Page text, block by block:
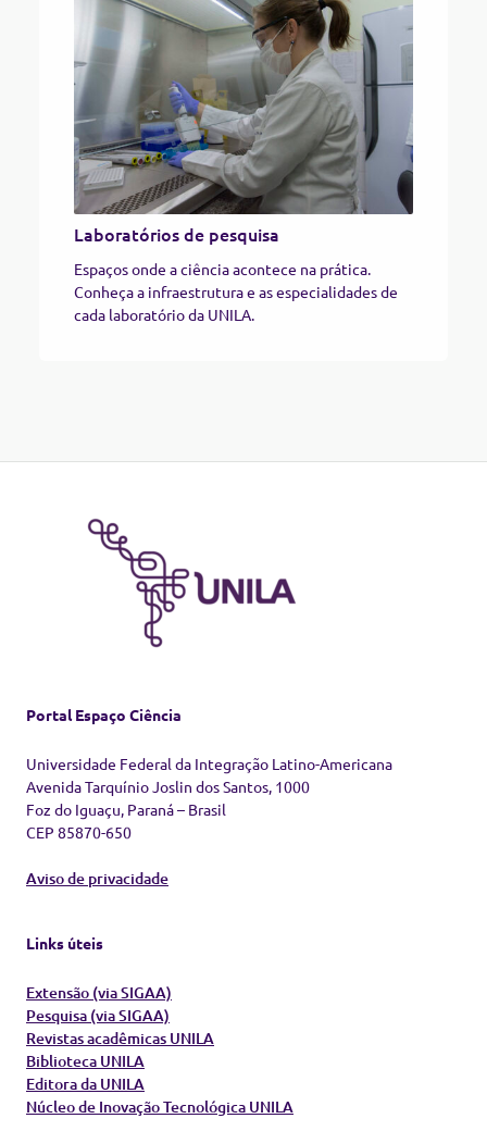
Laboratórios de pesquisa​
Espaços onde a ciência acontece na prática.
Conheça a infraestrutura e as especialidades de
cada laboratório da UNILA.
Portal Espaço Ciência
Universidade Federal da Integração Latino-Americana
Avenida Tarquínio Joslin dos Santos, 1000
Foz do Iguaçu, Paraná – Brasil
CEP 85870-650
Aviso de privacidade
Links úteis
Extensão (via SIGAA)
Pesquisa (via SIGAA)
Revistas acadêmicas UNILA
Biblioteca UNILA
Editora da UNILA
Núcleo de Inovação Tecnológica UNILA